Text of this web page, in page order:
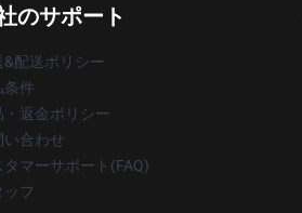
のサポート
&配送ポリシー
条件
・返金ポリシー
い合わせ
タマーサポート(FAQ)
ッフ